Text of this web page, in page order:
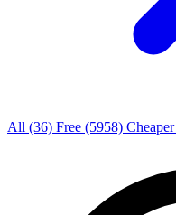
All (36) Free (5958) Cheaper